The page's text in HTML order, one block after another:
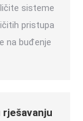
sisteme
pristupa
na buđenje